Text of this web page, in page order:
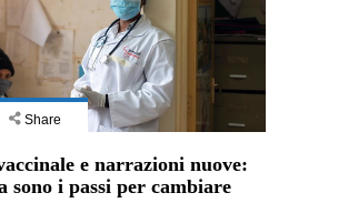
Share
e narrazioni nuove:
sono i passi per cambiare